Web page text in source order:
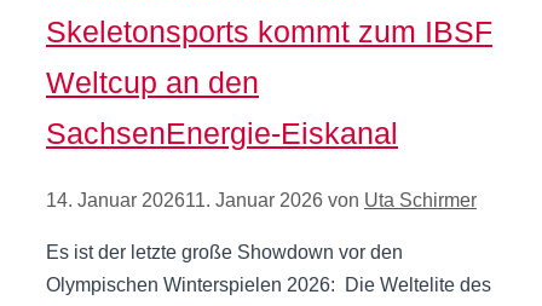
Skeletonsports kommt zum IBSF
Weltcup an den
SachsenEnergie-Eiskanal
14. Januar 202611. Januar 2026 von Uta Schirmer
Es ist der letzte große Showdown vor den
Olympischen Winterspielen 2026: Die Weltelite des